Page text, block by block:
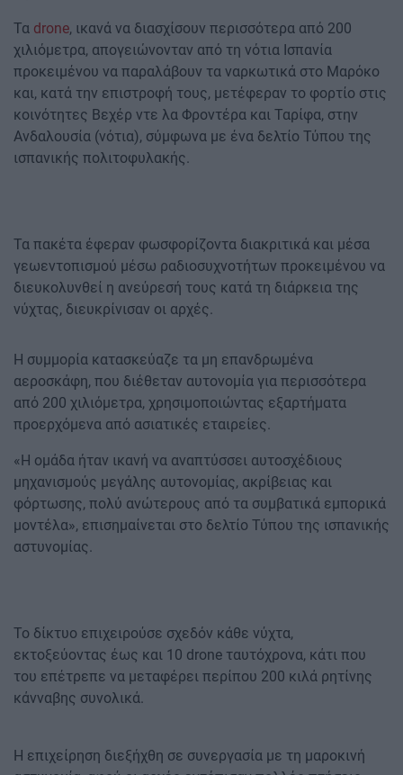
Τα drone, ικανά να διασχίσουν περισσότερα από 200
χιλιόμετρα, απογειώνονταν από τη νότια Ισπανία
προκειμένου να παραλάβουν τα ναρκωτικά στο Μαρόκο
και, κατά την επιστροφή τους, μετέφεραν το φορτίο στις
κοινότητες Βεχέρ ντε λα Φροντέρα και Ταρίφα, στην
Ανδαλουσία (νότια), σύμφωνα με ένα δελτίο Τύπου της
ισπανικής πολιτοφυλακής.
Τα πακέτα έφεραν φωσφορίζοντα διακριτικά και μέσα
γεωεντοπισμού μέσω ραδιοσυχνοτήτων προκειμένου να
διευκολυνθεί η ανεύρεσή τους κατά τη διάρκεια της
νύχτας, διευκρίνισαν οι αρχές.
Η συμμορία κατασκεύαζε τα μη επανδρωμένα
αεροσκάφη, που διέθεταν αυτονομία για περισσότερα
από 200 χιλιόμετρα, χρησιμοποιώντας εξαρτήματα
προερχόμενα από ασιατικές εταιρείες.
«Η ομάδα ήταν ικανή να αναπτύσσει αυτοσχέδιους
μηχανισμούς μεγάλης αυτονομίας, ακρίβειας και
φόρτωσης, πολύ ανώτερους από τα συμβατικά εμπορικά
μοντέλα», επισημαίνεται στο δελτίο Τύπου της ισπανικής
αστυνομίας.
Το δίκτυο επιχειρούσε σχεδόν κάθε νύχτα,
εκτοξεύοντας έως και 10 drone ταυτόχρονα, κάτι που
του επέτρεπε να μεταφέρει περίπου 200 κιλά ρητίνης
κάνναβης συνολικά.
Η επιχείρηση διεξήχθη σε συνεργασία με τη μαροκινή